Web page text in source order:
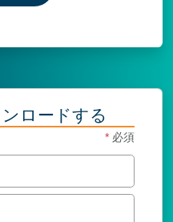
ロードする
* 必須